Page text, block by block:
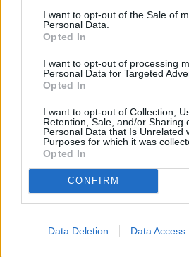
I want to opt-out of the Sale of
Personal Data.
Opted In
I want to opt-out of processing
Personal Data for Targeted
Opted In
I want to opt-out of Collection,
Retention, Sale, and/or Sharing
Personal Data that Is Unrelated
Purposes for which it was
Opted In
CONFIRM
Data Deletion Data Access
χρηματιστήριο, τον Νοέμβριο
του 2025 ανήλθαν στα
Παράλληλα, η εταιρεία
καταγράφει ζημιές, παρά το
διευθύνων σύμβουλός της,
συγκαταλέχθηκε το 2025 μεταξύ
ακριβοπληρωμένων CEO στις
αποδοχές που ξεπέρασαν τα 402